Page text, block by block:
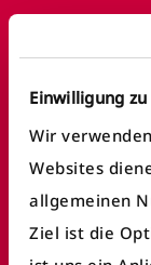
Einwilligung
Wir
Websites
allgemeinen
Ziel ist die
Häufige
Fundbüro